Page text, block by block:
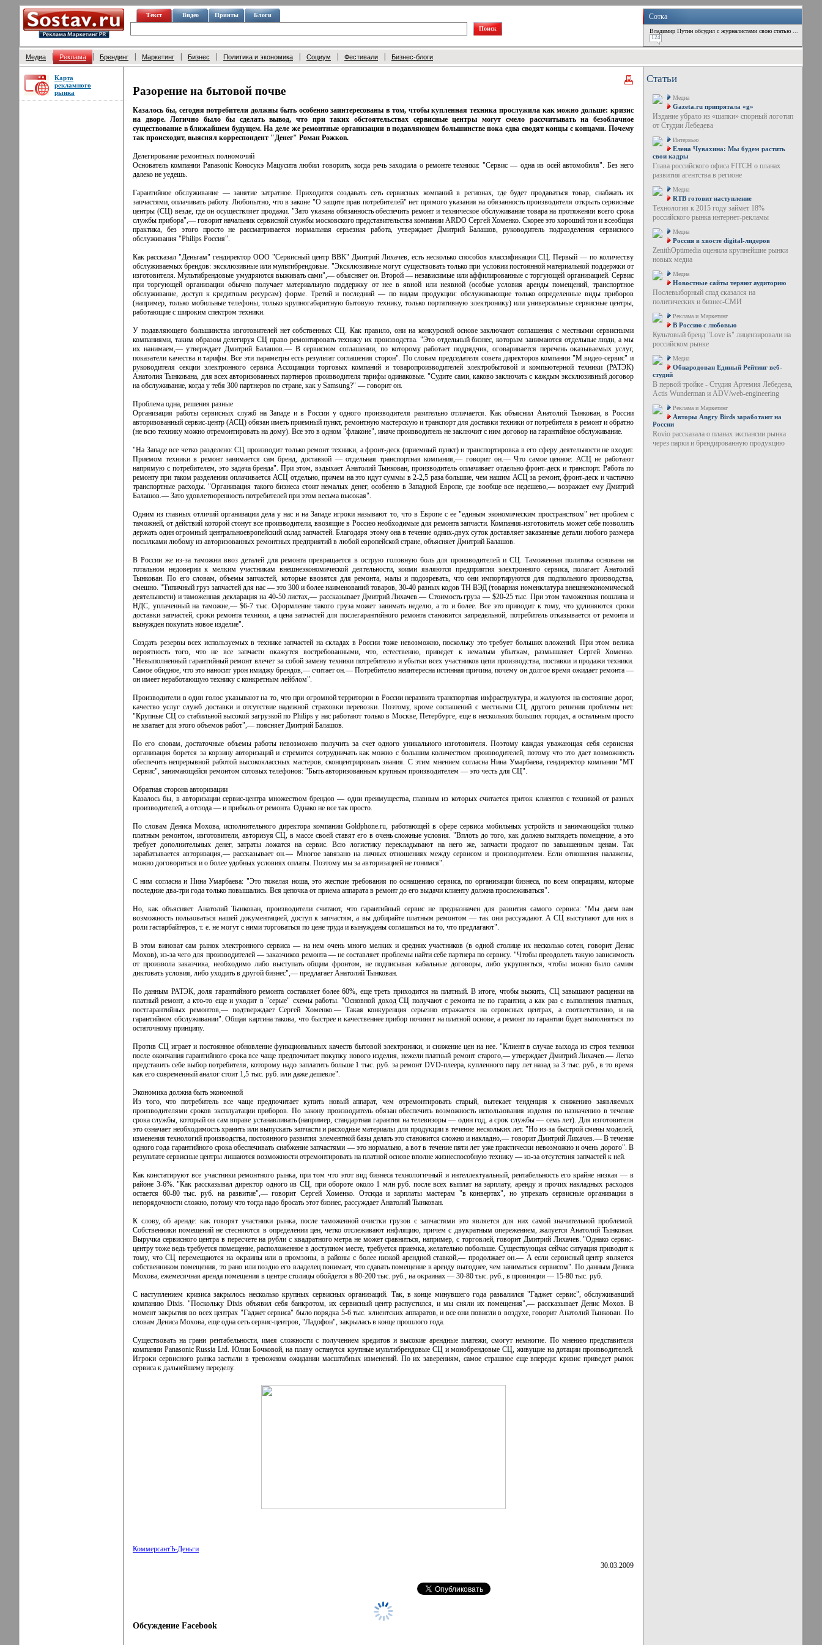
Текст Видео Принты Блоги Сотка
Владимир Путин обсудил с журналистами свою статью ...
124
Медиа Реклама Брендинг Маркетинг Бизнес Политика и экономика Социум Фестивали Бизнес-блоги
Карта
рекламного
рынка
Разорение на бытовой почве
Казалось бы, сегодня потребители должны быть особенно заинтересованы в том, чтобы купленная техника прослужила как можно дольше: кризис
на дворе. Логично было бы сделать вывод, что при таких обстоятельствах сервисные центры могут смело рассчитывать на безоблачное
существование в ближайшем будущем. На деле же ремонтные организации в подавляющем большинстве пока едва сводят концы с концами. Почему
так происходит, выяснял корреспондент "Денег" Роман Рожков.
Делегирование ремонтных полномочий
Основатель компании Panasonic Коносукэ Мацусита любил говорить, когда речь заходила о ремонте техники: "Сервис — одна из осей автомобиля". Без него
далеко не уедешь.
Гарантийное обслуживание — занятие затратное. Приходится создавать сеть сервисных компаний в регионах, где будет продаваться товар, снабжать их
запчастями, оплачивать работу. Любопытно, что в законе "О защите прав потребителей" нет прямого указания на обязанность производителя открыть сервисные
центры (СЦ) везде, где он осуществляет продажи. "Зато указана обязанность обеспечить ремонт и техническое обслуживание товара на протяжении всего срока
службы прибора",— говорит начальник сервисной службы московского представительства компании ARDO Сергей Хоменко. Скорее это хороший тон и всеобщая
практика, без этого просто не рассматривается нормальная серьезная работа, утверждает Дмитрий Балашов, руководитель подразделения сервисного
обслуживания "Philips Россия".
Как рассказал "Деньгам" гендиректор ООО "Сервисный центр ВВК" Дмитрий Лихачев, есть несколько способов классификации СЦ. Первый — по количеству
обслуживаемых брендов: эксклюзивные или мультибрендовые. "Эксклюзивные могут существовать только при условии постоянной материальной поддержки от
изготовителя. Мультибрендовые умудряются выживать сами",— объясняет он. Второй — независимые или аффилированные с торгующей организацией. Сервис
при торгующей организации обычно получает материальную поддержку от нее в явной или неявной (особые условия аренды помещений, транспортное
обслуживание, доступ к кредитным ресурсам) форме. Третий и последний — по видам продукции: обслуживающие только определенные виды приборов
(например, только мобильные телефоны, только крупногабаритную бытовую технику, только портативную электронику) или универсальные сервисные центры,
работающие с широким спектром техники.
У подавляющего большинства изготовителей нет собственных СЦ. Как правило, они на конкурсной основе заключают соглашения с местными сервисными
компаниями, таким образом делегируя СЦ право ремонтировать технику их производства. "Это отдельный бизнес, которым занимаются отдельные люди, а мы
их нанимаем,— утверждает Дмитрий Балашов.— В сервисном соглашении, по которому работает подрядчик, оговаривается перечень оказываемых услуг,
показатели качества и тарифы. Все эти параметры есть результат соглашения сторон". По словам председателя совета директоров компании "М.видео-сервис" и
руководителя секции электронного сервиса Ассоциации торговых компаний и товаропроизводителей электробытовой и компьютерной техники (РАТЭК)
Анатолия Тынкована, для всех авторизованных партнеров производителя тарифы одинаковые. "Судите сами, каково заключать с каждым эксклюзивный договор
на обслуживание, когда у тебя 300 партнеров по стране, как у Samsung?" — говорит он.
Проблема одна, решения разные
Организация работы сервисных служб на Западе и в России у одного производителя разительно отличается. Как объяснил Анатолий Тынкован, в России
авторизованный сервис-центр (АСЦ) обязан иметь приемный пункт, ремонтную мастерскую и транспорт для доставки техники от потребителя в ремонт и обратно
(не всю технику можно отремонтировать на дому). Все это в одном "флаконе", иначе производитель не заключит с ним договор на гарантийное обслуживание.
"На Западе все четко разделено: СЦ производит только ремонт техники, а фронт-деск (приемный пункт) и транспортировка в его сферу деятельности не входит.
Приемом техники в ремонт занимается сам бренд, доставкой — отдельная транспортная компания,— говорит он.— Что самое ценное: АСЦ не работают
напрямую с потребителем, это задача бренда". При этом, вздыхает Анатолий Тынкован, производитель оплачивает отдельно фронт-деск и транспорт. Работа по
ремонту при таком разделении оплачивается АСЦ отдельно, причем на это идут суммы в 2-2,5 раза большие, чем нашим АСЦ за ремонт, фронт-деск и частично
транспортные расходы. "Организация такого бизнеса стоит немалых денег, особенно в Западной Европе, где вообще все недешево,— возражает ему Дмитрий
Балашов.— Зато удовлетворенность потребителей при этом весьма высокая".
Одним из главных отличий организации дела у нас и на Западе игроки называют то, что в Европе с ее "единым экономическим пространством" нет проблем с
таможней, от действий которой стонут все производители, ввозящие в Россию необходимые для ремонта запчасти. Компания-изготовитель может себе позволить
держать один огромный центральноевропейский склад запчастей. Благодаря этому она в течение одних-двух суток доставляет заказанные детали любого размера
посылками любому из авторизованных ремонтных предприятий в любой европейской стране, объясняет Дмитрий Балашов.
В России же из-за таможни ввоз деталей для ремонта превращается в острую головную боль для производителей и СЦ. Таможенная политика основана на
тотальном недоверии к мелким участникам внешнеэкономической деятельности, коими являются предприятия электронного сервиса, полагает Анатолий
Тынкован. По его словам, объемы запчастей, которые ввозятся для ремонта, малы и подозревать, что они импортируются для подпольного производства,
смешно. "Типичный груз запчастей для нас — это 300 и более наименований товаров, 30-40 разных кодов ТН ВЭД (товарная номенклатура внешнеэкономической
деятельности) и таможенная декларация на 40-50 листах,— рассказывает Дмитрий Лихачев.— Стоимость груза — $20-25 тыс. При этом таможенная пошлина и
НДС, уплаченный на таможне,— $6-7 тыс. Оформление такого груза может занимать неделю, а то и более. Все это приводит к тому, что удлиняются сроки
доставки запчастей, сроки ремонта техники, а цена запчастей для послегарантийного ремонта становится запредельной, потребитель отказывается от ремонта и
вынужден покупать новое изделие".
Создать резервы всех используемых в технике запчастей на складах в России тоже невозможно, поскольку это требует больших вложений. При этом велика
вероятность того, что не все запчасти окажутся востребованными, что, естественно, приведет к немалым убыткам, размышляет Сергей Хоменко.
"Невыполненный гарантийный ремонт влечет за собой замену техники потребителю и убытки всех участников цепи производства, поставки и продажи техники.
Самое обидное, что это наносит урон имиджу брендов,— считает он.— Потребителю неинтересна истинная причина, почему он долгое время ожидает ремонта —
он имеет неработающую технику с конкретным лейблом".
Производители в один голос указывают на то, что при огромной территории в России неразвита транспортная инфраструктура, и жалуются на состояние дорог,
качество услуг служб доставки и отсутствие надежной страховки перевозки. Поэтому, кроме соглашений с местными СЦ, другого решения проблемы нет.
"Крупные СЦ со стабильной высокой загрузкой по Philips у нас работают только в Москве, Петербурге, еще в нескольких больших городах, а остальным просто
не хватает для этого объемов работ",— поясняет Дмитрий Балашов.
По его словам, достаточные объемы работы невозможно получить за счет одного уникального изготовителя. Поэтому каждая уважающая себя сервисная
организация борется за корзину авторизаций и стремится сотрудничать как можно с большим количеством производителей, потому что это дает возможность
обеспечить непрерывной работой высококлассных мастеров, сконцентрировать знания. С этим мнением согласна Нина Умарбаева, гендиректор компании "МТ
Сервис", занимающейся ремонтом сотовых телефонов: "Быть авторизованным крупным производителем — это честь для СЦ".
Обратная сторона авторизации
Казалось бы, в авторизации сервис-центра множеством брендов — одни преимущества, главным из которых считается приток клиентов с техникой от разных
производителей, а отсюда — и прибыль от ремонта. Однако не все так просто.
По словам Дениса Мохова, исполнительного директора компании Goldphone.ru, работающей в сфере сервиса мобильных устройств и занимающейся только
платным ремонтом, изготовители, авторизуя СЦ, в массе своей ставят его в очень сложные условия. "Вплоть до того, как должно выглядеть помещение, а это
требует дополнительных денег, затраты ложатся на сервис. Всю логистику перекладывают на него же, запчасти продают по завышенным ценам. Так
зарабатывается авторизация,— рассказывает он.— Многое завязано на личных отношениях между сервисом и производителем. Если отношения налажены,
можно договориться и о более удобных условиях оплаты. Поэтому мы за авторизацией не гонимся".
С ним согласна и Нина Умарбаева: "Это тяжелая ноша, это жесткие требования по оснащению сервиса, по организации бизнеса, по всем операциям, которые
последние два-три года только повышались. Вся цепочка от приема аппарата в ремонт до его выдачи клиенту должна прослеживаться".
Но, как объясняет Анатолий Тынкован, производители считают, что гарантийный сервис не предназначен для развития самого сервиса: "Мы даем вам
возможность пользоваться нашей документацией, доступ к запчастям, а вы добирайте платным ремонтом — так они рассуждают. А СЦ выступают для них в
роли гастарбайтеров, т. е. не могут с ними торговаться по цене труда и вынуждены соглашаться на то, что предлагают".
В этом виноват сам рынок электронного сервиса — на нем очень много мелких и средних участников (в одной столице их несколько сотен, говорит Денис
Мохов), из-за чего для производителей — заказчиков ремонта — не составляет проблемы найти себе партнера по сервису. "Чтобы преодолеть такую зависимость
от произвола заказчика, необходимо либо выступать общим фронтом, не подписывая кабальные договоры, либо укрупняться, чтобы можно было самим
диктовать условия, либо уходить в другой бизнес",— предлагает Анатолий Тынкован.
По данным РАТЭК, доля гарантийного ремонта составляет более 60%, еще треть приходится на платный. В итоге, чтобы выжить, СЦ завышают расценки на
платный ремонт, а кто-то еще и уходит в "серые" схемы работы. "Основной доход СЦ получают с ремонта не по гарантии, а как раз с выполнения платных,
постгарантийных ремонтов,— подтверждает Сергей Хоменко.— Такая конкуренция серьезно отражается на сервисных центрах, а соответственно, и на
гарантийном обслуживании". Общая картина такова, что быстрее и качественнее прибор починят на платной основе, а ремонт по гарантии будет выполняться по
остаточному принципу.
Против СЦ играет и постоянное обновление функциональных качеств бытовой электроники, и снижение цен на нее. "Клиент в случае выхода из строя техники
после окончания гарантийного срока все чаще предпочитает покупку нового изделия, нежели платный ремонт старого,— утверждает Дмитрий Лихачев.— Легко
представить себе выбор потребителя, которому надо заплатить больше 1 тыс. руб. за ремонт DVD-плеера, купленного пару лет назад за 3 тыс. руб., в то время
как его современный аналог стоит 1,5 тыс. руб. или даже дешевле".
Экономика должна быть экономной
Из того, что потребитель все чаще предпочитает купить новый аппарат, чем отремонтировать старый, вытекает тенденция к снижению заявляемых
производителями сроков эксплуатации приборов. По закону производитель обязан обеспечить возможность использования изделия по назначению в течение
срока службы, который он сам вправе устанавливать (например, стандартная гарантия на телевизоры — один год, а срок службы — семь лет). Для изготовителя
это означает необходимость хранить или выпускать запчасти и расходные материалы для продукции в течение нескольких лет. "Но из-за быстрой смены моделей,
изменения технологий производства, постоянного развития элементной базы делать это становится сложно и накладно,— говорит Дмитрий Лихачев.— В течение
одного года гарантийного срока обеспечивать снабжение запчастями — это нормально, а вот в течение пяти лет уже практически невозможно и очень дорого". В
результате сервисные центры лишаются возможности отремонтировать на платной основе вполне жизнеспособную технику — из-за отсутствия запчастей к ней.
Как констатируют все участники ремонтного рынка, при том что этот вид бизнеса технологичный и интеллектуальный, рентабельность его крайне низкая — в
районе 3-6%. "Как рассказывал директор одного из СЦ, при обороте около 1 млн руб. после всех выплат на зарплату, аренду и прочих накладных расходов
остается 60-80 тыс. руб. на развитие",— говорит Сергей Хоменко. Отсюда и зарплаты мастерам "в конвертах", но упрекать сервисные организации в
непорядочности сложно, потому что тогда надо бросать этот бизнес, рассуждает Анатолий Тынкован.
К слову, об аренде: как говорят участники рынка, после таможенной очистки грузов с запчастями это является для них самой значительной проблемой.
Собственники помещений не стесняются в определении цен, четко отслеживают инфляцию, причем с двукратным опережением, жалуется Анатолий Тынкован.
Выручка сервисного центра в пересчете на рубли с квадратного метра не может сравниться, например, с торговлей, говорит Дмитрий Лихачев. "Однако сервис-
центру тоже ведь требуется помещение, расположенное в доступном месте, требуется приемка, желательно побольше. Существующая сейчас ситуация приводит к
тому, что СЦ перемещаются на окраины или в промзоны, в районы с более низкой арендной ставкой,— продолжает он.— А если сервисный центр является
собственником помещения, то рано или поздно его владелец понимает, что сдавать помещение в аренду выгоднее, чем заниматься сервисом". По данным Дениса
Мохова, ежемесячная аренда помещения в центре столицы обойдется в 80-200 тыс. руб., на окраинах — 30-80 тыс. руб., в провинции — 15-80 тыс. руб.
С наступлением кризиса закрылось несколько крупных сервисных организаций. Так, в конце минувшего года развалился "Гаджет сервис", обслуживавший
компанию Dixis. "Поскольку Dixis объявил себя банкротом, их сервисный центр распустился, и мы сняли их помещения",— рассказывает Денис Мохов. В
момент закрытия во всех центрах "Гаджет сервиса" было порядка 5-6 тыс. клиентских аппаратов, и все они повисли в воздухе, говорит Анатолий Тынкован. По
словам Дениса Мохова, еще одна сеть сервис-центров, "Ладофон", закрылась в конце прошлого года.
Существовать на грани рентабельности, имея сложности с получением кредитов и высокие арендные платежи, смогут немногие. По мнению представителя
компании Panasonic Russia Ltd. Юлии Бочковой, на плаву останутся крупные мультибрендовые СЦ и монобрендовые СЦ, живущие на дотации производителей.
Игроки сервисного рынка застыли в тревожном ожидании масштабных изменений. По их заверениям, самое страшное еще впереди: кризис приведет рынок
сервиса к дальнейшему переделу.
КоммерсантЪ-Деньги
30.03.2009
Обсуждение Facebook
Статьи
Медиа
Gazeta.ru припрятала «g»
Издание убрало из «шапки» спорный логотип
от Студии Лебедева
Интервью
Елена Чувахина: Мы будем растить
свои кадры
Глава российского офиса FITCH о планах
развития агентства в регионе
Медиа
RTB готовит наступление
Технология к 2015 году займет 18%
российского рынка интернет-рекламы
Медиа
Россия в хвосте digital-лидеров
ZenithOptimedia оценила крупнейшие рынки
новых медиа
Медиа
Новостные сайты теряют аудиторию
Послевыборный спад сказался на
политических и бизнес-СМИ
Реклама и Маркетинг
В Россию с любовью
Культовый бренд "Love is" лицензировали на
российском рынке
Медиа
Обнародован Единый Рейтинг веб-
студий
В первой тройке - Студия Артемия Лебедева,
Actis Wunderman и ADV/web-engineering
Реклама и Маркетинг
Авторы Angry Birds заработают на
России
Rovio рассказала о планах экспансии рынка
через парки и брендированную продукцию